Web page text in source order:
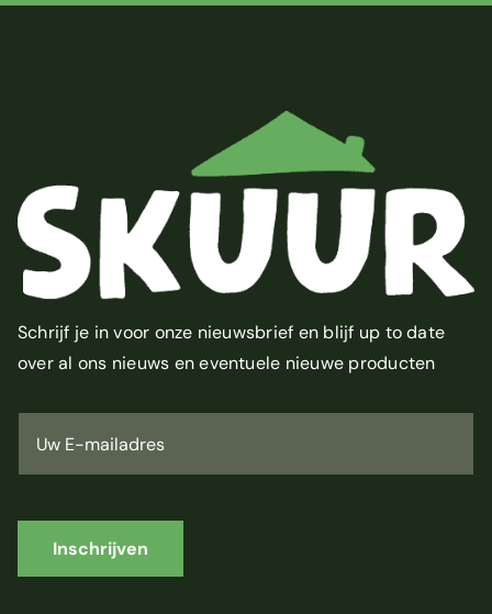
Schrijf je in voor onze nieuwsbrief en blijf up to date
over al ons nieuws en eventuele nieuwe producten
U
-
a
l
Inschrijven